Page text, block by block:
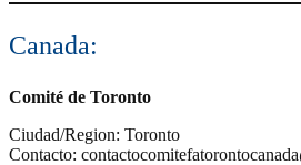
Canada:
Comité de Toronto
Ciudad/Region: Toronto
Contacto: